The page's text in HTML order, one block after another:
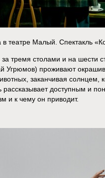
театре Малый. Спектакль
тремя столами и на шести
Угрюмов) проживают
заканчивая солнцем,
рассказывает доступным и
и к чему он приводит.